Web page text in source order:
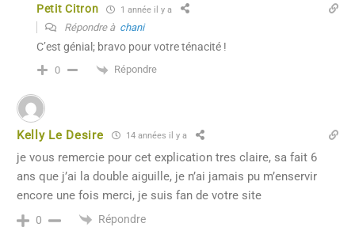
Petit Citron 1 année il y a
Répondre à chani
C’est génial; bravo pour votre ténacité !
0 Répondre
Kelly Le Desire 14 années il y a
je vous remercie pour cet explication tres claire, sa fait 6
ans que j’ai la double aiguille, je n’ai jamais pu m’enservir
encore une fois merci, je suis fan de votre site
0 Répondre